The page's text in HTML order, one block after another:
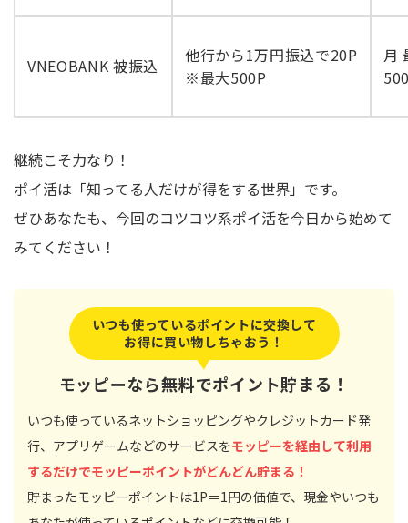
VNEOBANK 被振込
他行から1万円振込で20P
※最大500P
月
継続こそ力なり！
ポイ活は「知ってる人だけが得をする世界」です。
ぜひあなたも、今回のコツコツ系ポイ活を今日から始めて
みてください！
いつも使っているポイントに交換して
お得に買い物しちゃおう！
モッピーなら無料でポイント貯まる！
いつも使っているネットショッピングやクレジットカード発
行、アプリゲームなどのサービスをモッピーを経由して利用
するだけでモッピーポイントがどんどん貯まる！
貯まったモッピーポイントは1P＝1円の価値で、現金やいつも